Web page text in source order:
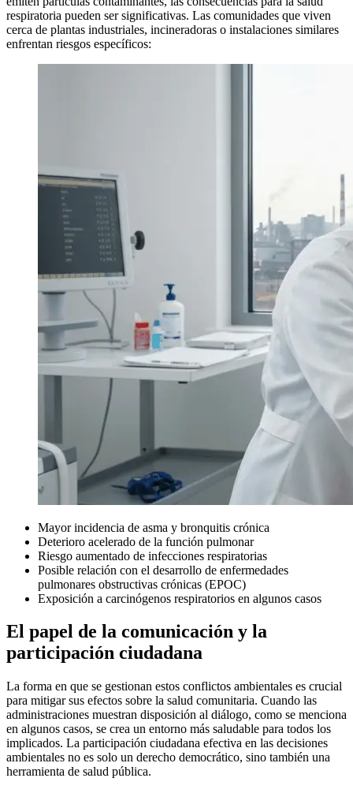
respiratoria pueden ser significativas. Las comunidades que viven
cerca de plantas industriales, incineradoras o instalaciones similares
enfrentan riesgos específicos:
Mayor incidencia de asma y bronquitis crónica
Deterioro acelerado de la función pulmonar
Riesgo aumentado de infecciones respiratorias
Posible relación con el desarrollo de enfermedades
pulmonares obstructivas crónicas (EPOC)
Exposición a carcinógenos respiratorios en algunos casos
El papel de la comunicación y la
participación ciudadana
La forma en que se gestionan estos conflictos ambientales es crucial
para mitigar sus efectos sobre la salud comunitaria. Cuando las
administraciones muestran disposición al diálogo, como se menciona
en algunos casos, se crea un entorno más saludable para todos los
implicados. La participación ciudadana efectiva en las decisiones
ambientales no es solo un derecho democrático, sino también una
herramienta de salud pública.